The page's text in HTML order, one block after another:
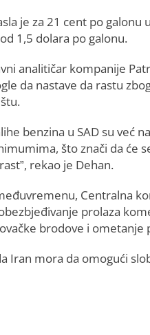
je za 21 cent po
1,5 dolara po galonu.
analitičar kompanije
da nastave da rastu
benzina u SAD su već
što znači da će
​​rekao je Dehan.
Centralna
prolaza
brodove i ometanje
Iran mora da omogući